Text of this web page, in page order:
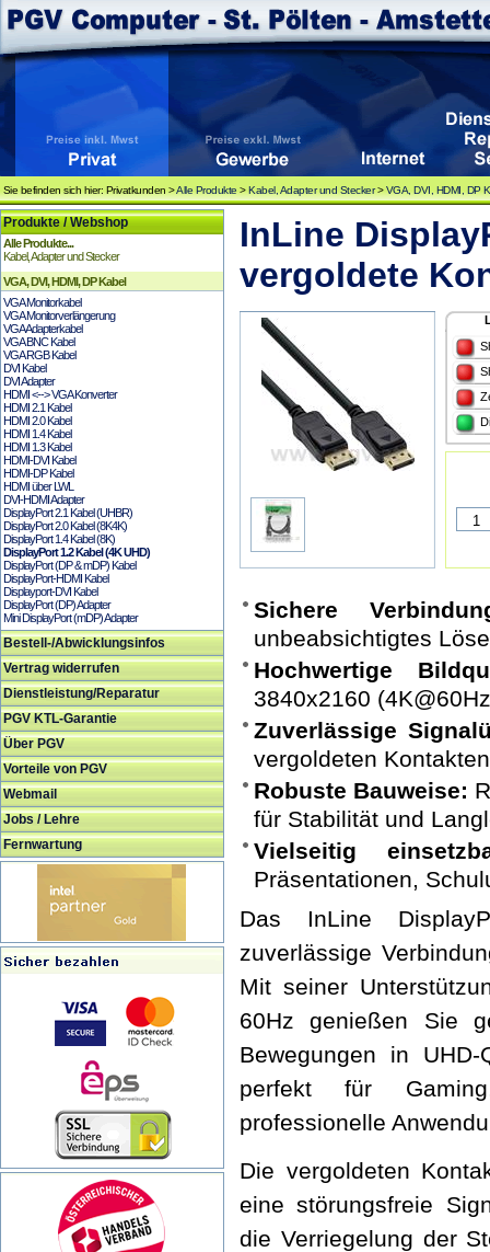
Sie befinden sich hier: Privatkunden >Alle Produkte >Kabel, Adapter und Stecker>VGA, DVI, HDMI, DP
Produkte / Webshop
Alle Produkte...
Kabel, Adapter und Stecker
VGA, DVI, HDMI, DP Kabel
VGA Monitorkabel
VGA Monitorverlängerung
VGA Adapterkabel
VGA BNC Kabel
VGA RGB Kabel
DVI Kabel
DVI Adapter
HDMI <--> VGA Konverter
HDMI 2.1 Kabel
HDMI 2.0 Kabel
HDMI 1.4 Kabel
HDMI 1.3 Kabel
HDMI-DVI Kabel
HDMI-DP Kabel
HDMI über LWL
DVI-HDMI Adapter
DisplayPort 2.1 Kabel (UHBR)
DisplayPort 2.0 Kabel (8K4K)
DisplayPort 1.4 Kabel (8K)
DisplayPort 1.2 Kabel (4K UHD)
DisplayPort (DP & mDP) Kabel
DisplayPort-HDMI Kabel
Displayport-DVI Kabel
DisplayPort (DP) Adapter
Mini DisplayPort (mDP) Adapter
Bestell-/Abwicklungsinfos
Vertrag widerrufen
Dienstleistung/Reparatur
PGV KTL-Garantie
Über PGV
Vorteile von PGV
Webmail
Jobs / Lehre
Fernwartung
InLine
vergoldete
Sichere
unbeabsichtigtes
Hochwertige
3840x2160
Zuverlässige
vergoldeten
Robuste Bauweise:
für Stabilität und
Vielseitig
Präsentationen,
Das InLine
zuverlässige
Mit seiner
60Hz genießen Sie
Bewegungen in
perfekt für
professionelle
Die vergoldeten
eine störungsfreie
die Verriegelung der